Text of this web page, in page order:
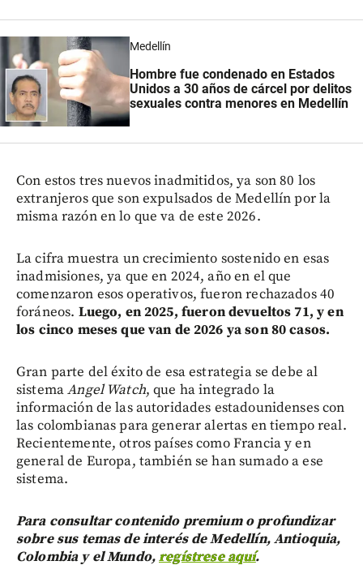
Medellín
Hombre fue condenado en Estados
Unidos a 30 años de cárcel por delitos
sexuales contra menores en Medellín
Con estos tres nuevos inadmitidos, ya son 80 los
extranjeros que son expulsados de Medellín por la
misma razón en lo que va de este 2026.
La cifra muestra un crecimiento sostenido en esas
inadmisiones, ya que en 2024, año en el que
comenzaron esos operativos, fueron rechazados 40
foráneos. Luego, en 2025, fueron devueltos 71, y en
los cinco meses que van de 2026 ya son 80 casos.
Gran parte del éxito de esa estrategia se debe al
sistemaAngel Watch, que ha integrado la
información de las autoridades estadounidenses con
las colombianas para generar alertas en tiempo real.
Recientemente, otros países como Francia y en
general de Europa, también se han sumado a ese
sistema.
Para consultar contenido premium o profundizar
sobre sus temas de interés de Medellín, Antioquia,
Colombia y el Mundo,regístrese aquí.